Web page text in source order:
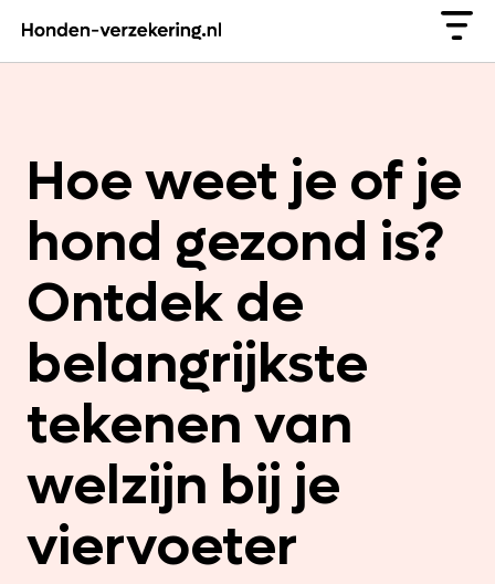
Hoe weet je of je
hond gezond is?
Ontdek de
belangrijkste
tekenen van
welzijn bij je
viervoeter